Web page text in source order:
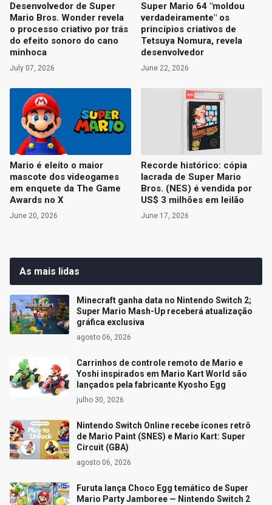
Desenvolvedor de Super
Mario Bros. Wonder revela
o processo criativo por trás
do efeito sonoro do cano
minhoca
July 07, 2026
Super Mario 64 "moldou
verdadeiramente" os
princípios criativos de
Tetsuya Nomura, revela
desenvolvedor
June 22, 2026
Mario é eleito o maior
mascote dos videogames
em enquete da The Game
Awards no X
June 20, 2026
Recorde histórico: cópia
lacrada de Super Mario
Bros. (NES) é vendida por
US$ 3 milhões em leilão
June 17, 2026
As mais lidas
Minecraft ganha data no Nintendo Switch 2;
Super Mario Mash-Up receberá atualização
gráfica exclusiva
agosto 06, 2026
Carrinhos de controle remoto de Mario e
Yoshi inspirados em Mario Kart World são
lançados pela fabricante Kyosho Egg
julho 30, 2026
Nintendo Switch Online recebe ícones retrô
de Mario Paint (SNES) e Mario Kart: Super
Circuit (GBA)
agosto 06, 2026
Furuta lança Choco Egg temático de Super
Mario Party Jamboree — Nintendo Switch 2